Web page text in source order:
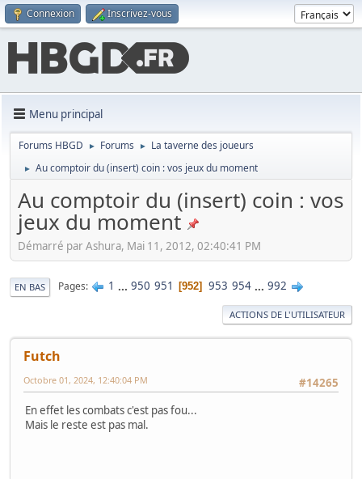
Connexion Inscrivez-vous
Menu principal
Forums HBGD ► Forums ► La taverne des joueurs
► Au comptoir du (insert) coin : vos jeux du moment
Au comptoir du (insert) coin : vos
jeux du moment
Démarré par Ashura, Mai 11, 2012, 02:40:41 PM
EN BAS Pages 1 ... 950 951 952 953 954 ... 992
ACTIONS DE L'UTILISATEUR
Futch
#14265
Octobre 01, 2024, 12:40:04 PM
En effet les combats c'est pas fou...
Mais le reste est pas mal.